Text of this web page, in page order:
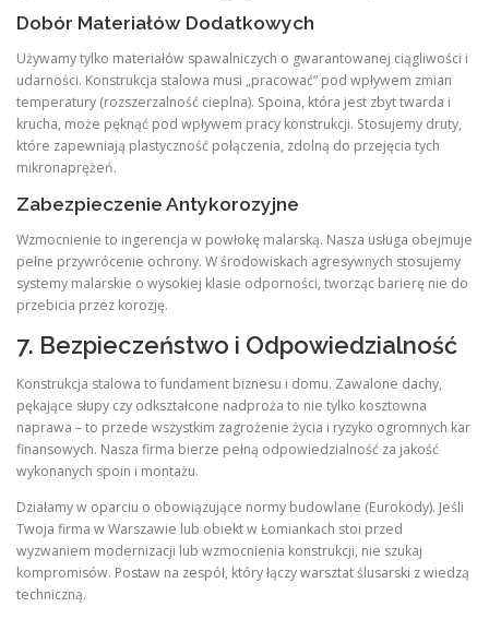
Dobór Materiałów Dodatkowych
Używamy tylko materiałów spawalniczych o gwarantowanej ciągliwości i
udarności. Konstrukcja stalowa musi „pracować” pod wpływem zmian
temperatury (rozszerzalność cieplna). Spoina, która jest zbyt twarda i
krucha, może pęknąć pod wpływem pracy konstrukcji. Stosujemy druty,
które zapewniają plastyczność połączenia, zdolną do przejęcia tych
mikronaprężeń.
Zabezpieczenie Antykorozyjne
Wzmocnienie to ingerencja w powłokę malarską. Nasza usługa obejmuje
pełne przywrócenie ochrony. W środowiskach agresywnych stosujemy
systemy malarskie o wysokiej klasie odporności, tworząc barierę nie do
przebicia przez korozję.
7. Bezpieczeństwo i Odpowiedzialność
Konstrukcja stalowa to fundament biznesu i domu. Zawalone dachy,
pękające słupy czy odkształcone nadproża to nie tylko kosztowna
naprawa – to przede wszystkim zagrożenie życia i ryzyko ogromnych kar
finansowych. Nasza firma bierze pełną odpowiedzialność za jakość
wykonanych spoin i montażu.
Działamy w oparciu o obowiązujące normy budowlane (Eurokody). Jeśli
Twoja firma w Warszawie lub obiekt w Łomiankach stoi przed
wyzwaniem modernizacji lub wzmocnienia konstrukcji, nie szukaj
kompromisów. Postaw na zespół, który łączy warsztat ślusarski z wiedzą
techniczną.